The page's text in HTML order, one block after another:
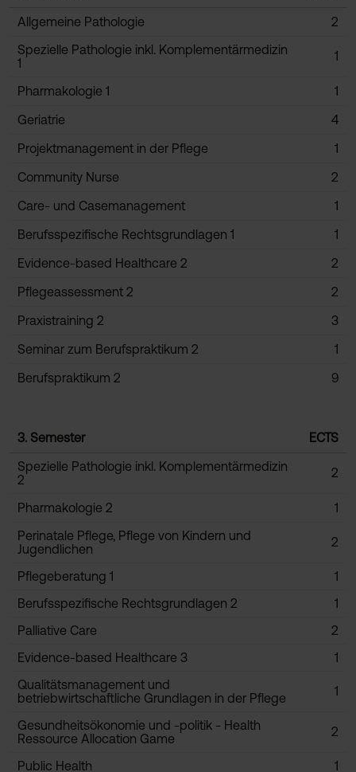
Allgemeine Pathologie
2
Spezielle Pathologie inkl. Komplementärmedizin
1
1
Pharmakologie 1
1
Geriatrie
4
Projektmanagement in der Pflege
1
Community Nurse
2
Care- und Casemanagement
1
Berufsspezifische Rechtsgrundlagen 1
1
Evidence-based Healthcare 2
2
Pflegeassessment 2
2
Praxistraining 2
3
Seminar zum Berufspraktikum 2
1
Berufspraktikum 2
9
3. Semester
ECTS
Spezielle Pathologie inkl. Komplementärmedizin
2
2
Pharmakologie 2
1
Perinatale Pflege, Pflege von Kindern und
Jugendlichen
2
Pflegeberatung 1
1
Berufsspezifische Rechtsgrundlagen 2
1
Palliative Care
2
Evidence-based Healthcare 3
1
Qualitätsmanagement und
betriebwirtschaftliche Grundlagen in der Pflege
1
Gesundheitsökonomie und -politik - Health
Ressource Allocation Game
2
Public Health 1